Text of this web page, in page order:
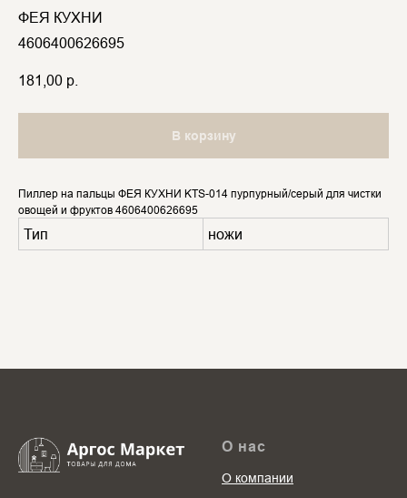
ФЕЯ КУХНИ
4606400626695
181,00 р.
В корзину
Пиллер на пальцы ФЕЯ КУХНИ KTS-014 пурпурный/серый для чистки
овощей и фруктов 4606400626695
Тип ножи
О нас
О компании